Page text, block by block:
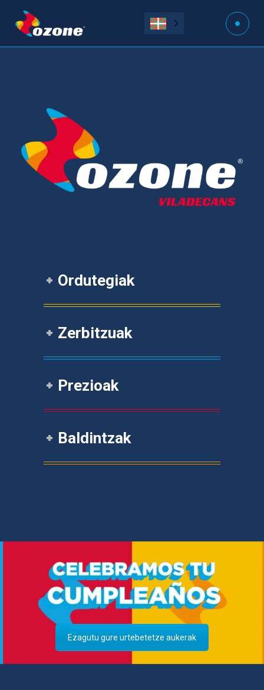
Ordutegiak
Zerbitzuak
Prezioak
Baldintzak
Ezagutu gure urtebetetze aukerak